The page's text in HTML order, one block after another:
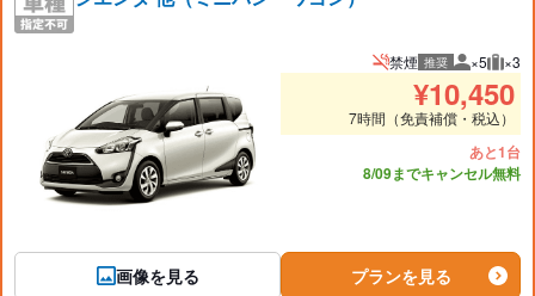
画像を見る
禁煙 推奨 推奨人数
×5 推奨
×3
¥10,450
7時間（免責補償・税込）
あと1台
8/09までキャンセル無料
プランを見る